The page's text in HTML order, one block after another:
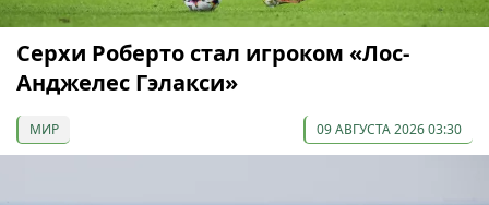
Серхи Роберто стал игроком «Лос-
Анджелес Гэлакси»
МИР 09 АВГУСТА 2026 03:30